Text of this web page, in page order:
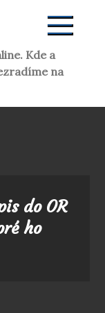
donesú
Kde a
na
do OR
ho